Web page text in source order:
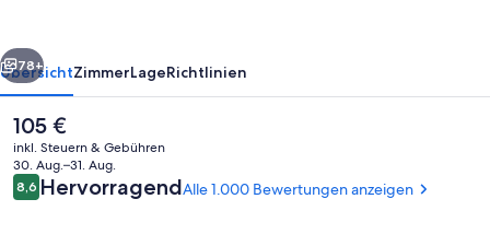
Weiter
78+
ÜbersichtZimmerLageRichtlinien
Der
aktuelle
Preis
beträgt
105 €.
105 €
inkl. Steuern & Gebühren
30. Aug.–31. Aug.
Bewertungen
8,68,6 von 10.
HervorragendAlle 1.000 Bewertungen anzeigen